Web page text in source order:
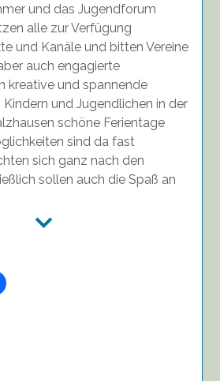
und das Jugendforum
alle zur Verfügung
und Kanäle und bitten Vereine
auch engagierte
kreative und spannende
und Jugendlichen in der
schöne Ferientage
sind da fast
sich ganz nach den
sollen auch die Spaß an